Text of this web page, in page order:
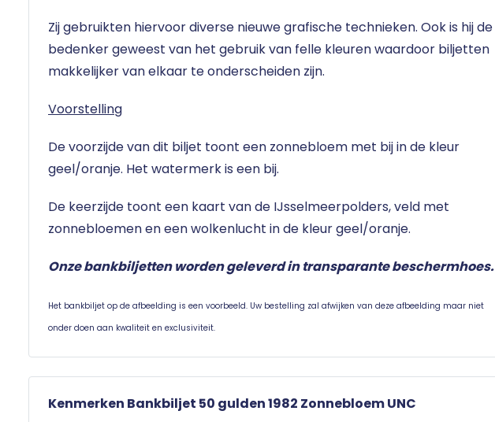
Zij gebruikten hiervoor diverse nieuwe grafische technieken. Ook is hij de
bedenker geweest van het gebruik van felle kleuren waardoor biljetten
makkelijker van elkaar te onderscheiden zijn.
Voorstelling
De voorzijde van dit biljet toont een zonnebloem met bij in de kleur
geel/oranje. Het watermerk is een bij.
De keerzijde toont een kaart van de IJsselmeerpolders, veld met
zonnebloemen en een wolkenlucht in de kleur geel/oranje.
Onze bankbiljetten worden geleverd in transparante beschermhoes.
Het bankbiljet op de afbeelding is een voorbeeld. Uw bestelling zal afwijken van deze afbeelding maar niet
onder doen aan kwaliteit en exclusiviteit.
Kenmerken Bankbiljet 50 gulden 1982 Zonnebloem UNC